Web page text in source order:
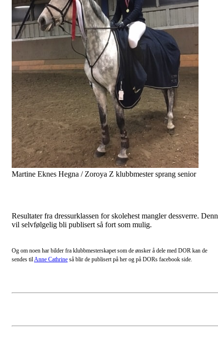
Martine Eknes Hegna / Zoroya Z klubbmester sprang senior
Resultater fra dressurklassen for skolehest mangler dessverre.
vil selvfølgelig bli publisert så fort som mulig.
Og om noen har bilder fra klubbmesterskapet som de ønsker å dele med DOR kan de
sendes tilAnne Cathrine så blir de publisert på her og på DORs facebook side.